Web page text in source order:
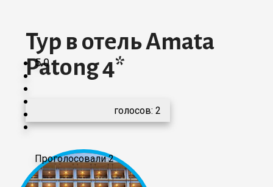
Тур в отель Amata
Patong 4*
5.0
Проголосовали 2
голосов: 2